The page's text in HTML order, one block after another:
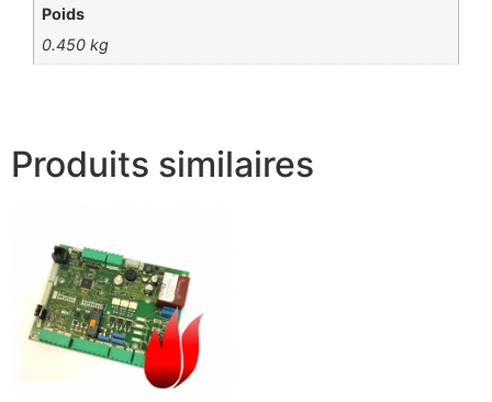
Poids
0.450 kg
Produits similaires